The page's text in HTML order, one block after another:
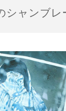
シャンブ